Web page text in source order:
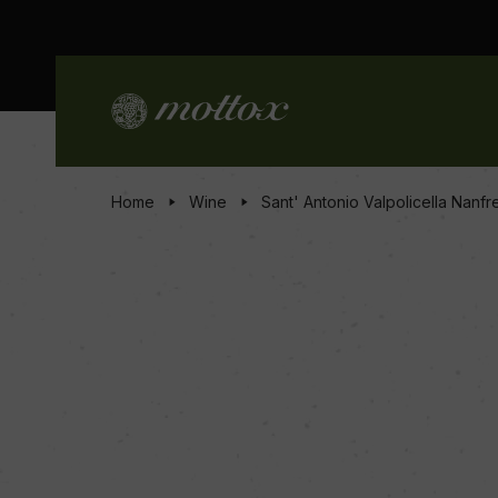
Home Wine Sant' Antonio Valpolicella